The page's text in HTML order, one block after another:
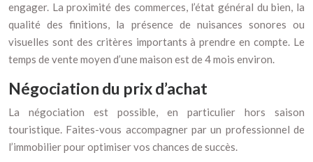
engager. La proximité des commerces, l’état général du bien, la
qualité des finitions, la présence de nuisances sonores ou
visuelles sont des critères importants à prendre en compte. Le
temps de vente moyen d’une maison est de 4 mois environ.
Négociation du prix d’achat
La négociation est possible, en particulier hors saison
touristique. Faites-vous accompagner par un professionnel de
l’immobilier pour optimiser vos chances de succès.